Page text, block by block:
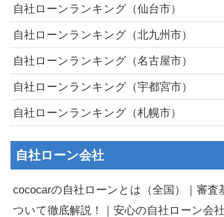
自社ローンランキング（仙台市）
自社ローンランキング（北九州市）
自社ローンランキング（名古屋市）
自社ローンランキング（宇都宮市）
自社ローンランキング（札幌市）
自社ローン会社
cococarの自社ローンとは（全国）｜審査
ついて徹底解説！｜安心の自社ローン会